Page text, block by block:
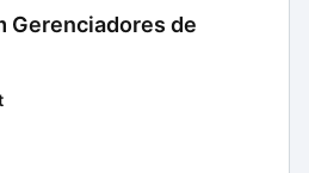
Gerenciadores de